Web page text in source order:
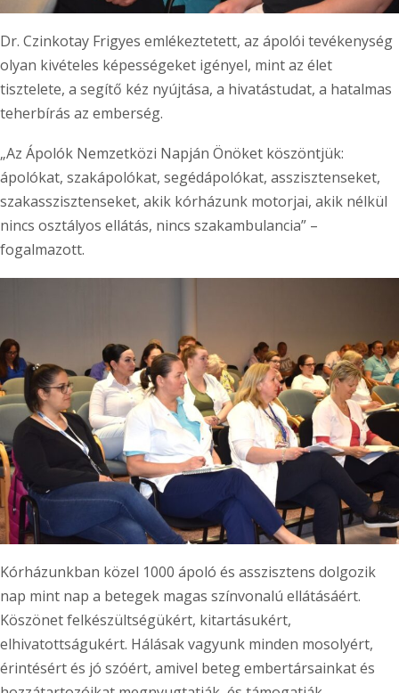
Dr. Czinkotay Frigyes emlékeztetett, az ápolói tevékenység
olyan kivételes képességeket igényel, mint az élet
tisztelete, a segítő kéz nyújtása, a hivatástudat, a hatalmas
teherbírás az emberség.
„Az Ápolók Nemzetközi Napján Önöket köszöntjük:
ápolókat, szakápolókat, segédápolókat, asszisztenseket,
szakasszisztenseket, akik kórházunk motorjai, akik nélkül
nincs osztályos ellátás, nincs szakambulancia” –
fogalmazott.
Kórházunkban közel 1000 ápoló és asszisztens dolgozik
nap mint nap a betegek magas színvonalú ellátásáért.
Köszönet felkészültségükért, kitartásukért,
elhivatottságukért. Hálásak vagyunk minden mosolyért,
érintésért és jó szóért, amivel beteg embertársainkat és